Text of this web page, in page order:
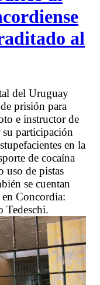
al
del Uruguay
prisión para
e instructor de
participación
en la
de cocaína
uso de pistas
se cuentan
Concordia:
Tedeschi.